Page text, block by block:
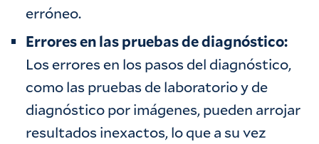
erróneo. ‍
Errores en las pruebas de diagnóstico:
Los errores en los pasos del diagnóstico,
como las pruebas de laboratorio y de
diagnóstico por imágenes, pueden arrojar
resultados inexactos, lo que a su vez